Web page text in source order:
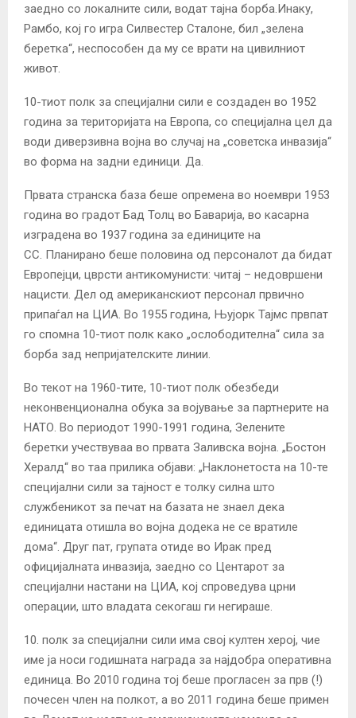
заедно со локалните сили, водат тајна борба.Инаку,
Рамбо, кој го игра Силвестер Сталоне, бил „зелена
беретка“, неспособен да му се врати на цивилниот
живот.
10-тиот полк за специјални сили е создаден во 1952
година за територијата на Европа, со специјална цел да
води диверзивна војна во случај на „советска инвазија“
во форма на задни единици. Да.
Првата странска база беше опремена во ноември 1953
година во градот Бад Толц во Баварија, во касарна
изградена во 1937 година за единиците на
СС. Планирано беше половина од персоналот да бидат
Европејци, цврсти антикомунисти: читај – недовршени
нацисти. Дел од американскиот персонал првично
припаѓал на ЦИА. Во 1955 година, Њујорк Тајмс првпат
го спомна 10-тиот полк како „ослободителна“ сила за
борба зад непријателските линии.
Во текот на 1960-тите, 10-тиот полк обезбеди
неконвенционална обука за војување за партнерите на
НАТО. Во периодот 1990-1991 година, Зелените
беретки учествуваа во првата Заливска војна. „Бостон
Хералд“ во таа прилика објави: „Наклонетоста на 10-те
специјални сили за тајност е толку силна што
службеникот за печат на базата не знаел дека
единицата отишла во војна додека не се вратиле
дома“. Друг пат, групата отиде во Ирак пред
официјалната инвазија, заедно со Центарот за
специјални настани на ЦИА, кој спроведува црни
операции, што владата секогаш ги негираше.
10. полк за специјални сили има свој култен херој, чие
име ја носи годишната награда за најдобра оперативна
единица. Во 2010 година тој беше прогласен за прв (!)
почесен член на полкот, а во 2011 година беше примен